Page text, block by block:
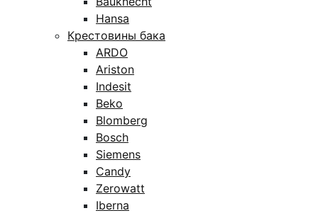
Hansa
Крестовины бака
ARDO
Ariston
Indesit
Beko
Blomberg
Bosch
Siemens
Candy
Zerowatt
Iberna